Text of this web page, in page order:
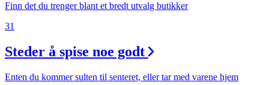
Finn det du trenger blant et bredt utvalg butikker
31
Steder å spise noe godt
Enten du kommer sulten til senteret, eller tar med varene hjem